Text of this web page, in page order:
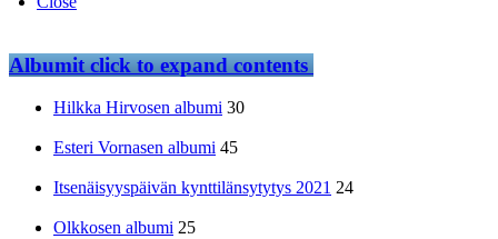
Albumitclick to expand contents
Hilkka Hirvosen albumi 30
Esteri Vornasen albumi 45
Itsenäisyyspäivän kynttilänsytytys 2021 24
Olkkosen albumi 25